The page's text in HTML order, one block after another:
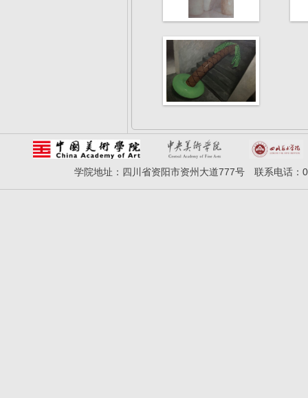
学院地址：四川省资阳市资州大道777号 联系电话：